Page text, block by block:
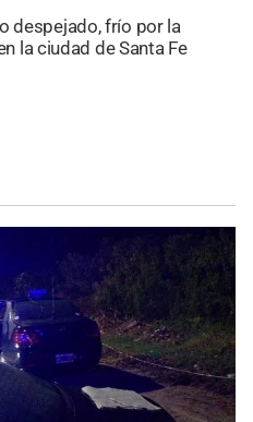
despejado, frío por la
la ciudad de Santa Fe